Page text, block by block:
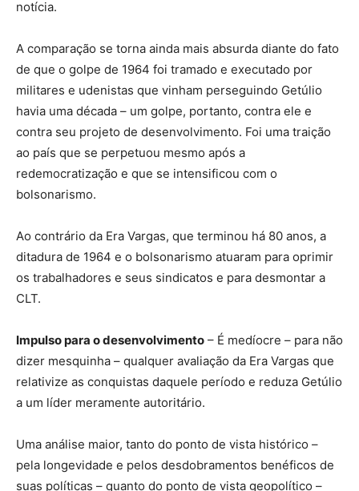
notícia.
A comparação se torna ainda mais absurda diante do fato
de que o golpe de 1964 foi tramado e executado por
militares e udenistas que vinham perseguindo Getúlio
havia uma década – um golpe, portanto, contra ele e
contra seu projeto de desenvolvimento. Foi uma traição
ao país que se perpetuou mesmo após a
redemocratização e que se intensificou com o
bolsonarismo.
Ao contrário da Era Vargas, que terminou há 80 anos, a
ditadura de 1964 e o bolsonarismo atuaram para oprimir
os trabalhadores e seus sindicatos e para desmontar a
CLT.
Impulso para o desenvolvimento – É medíocre – para não
dizer mesquinha – qualquer avaliação da Era Vargas que
relativize as conquistas daquele período e reduza Getúlio
a um líder meramente autoritário.
Uma análise maior, tanto do ponto de vista histórico –
pela longevidade e pelos desdobramentos benéficos de
suas políticas – quanto do ponto de vista geopolítico –